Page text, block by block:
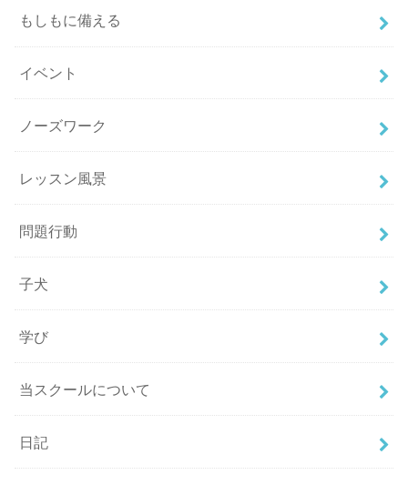
もしもに備える
イベント
ノーズワーク
レッスン風景
問題行動
子犬
学び
当スクールについて
日記